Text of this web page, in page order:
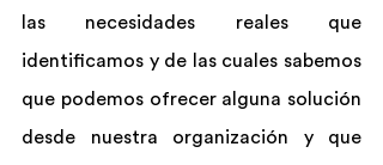
las necesidades reales que
identificamos y de las cuales sabemos
que podemos ofrecer alguna solución
desde nuestra organización y que